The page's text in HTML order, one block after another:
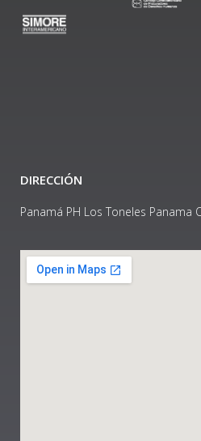
DIRECCIÓN
Panamá PH Los Toneles Panama